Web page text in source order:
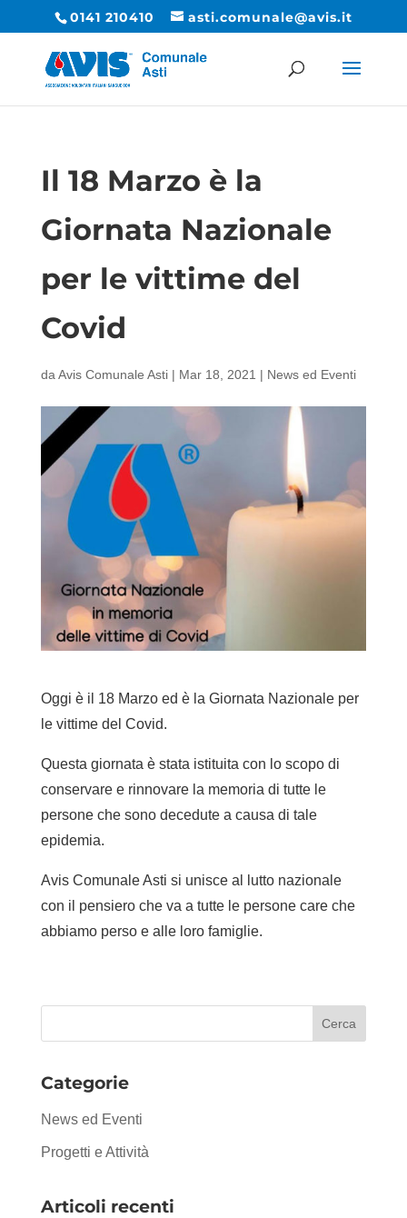
0141 210410 asti.comunale@avis.it
Il 18 Marzo è la
Giornata Nazionale
per le vittime del
Covid
da Avis Comunale Asti| Mar 18, 2021 | News ed Eventi
Oggi è il 18 Marzo ed è la Giornata Nazionale per
le vittime del Covid.
Questa giornata è stata istituita con lo scopo di
conservare e rinnovare la memoria di tutte le
persone che sono decedute a causa di tale
epidemia.
Avis Comunale Asti si unisce al lutto nazionale
con il pensiero che va a tutte le persone care che
abbiamo perso e alle loro famiglie.
Categorie
News ed Eventi
Progetti e Attività
Articoli recenti